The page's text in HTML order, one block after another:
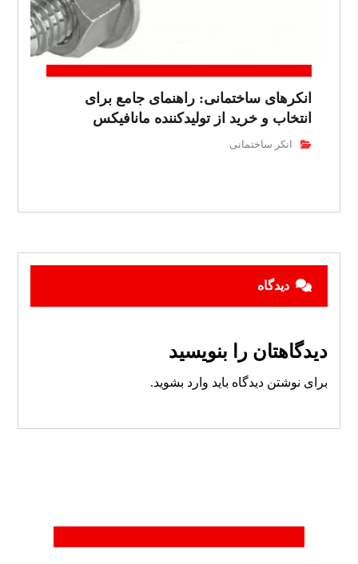
انکرهای ساختمانی: راهنمای جامع برای
انتخاب و خرید از تولیدکننده مانافیکس
انکر ساختمانی
دیدگاه
دیدگاهتان را بنویسید
برای نوشتن دیدگاه باید وارد بشوید.